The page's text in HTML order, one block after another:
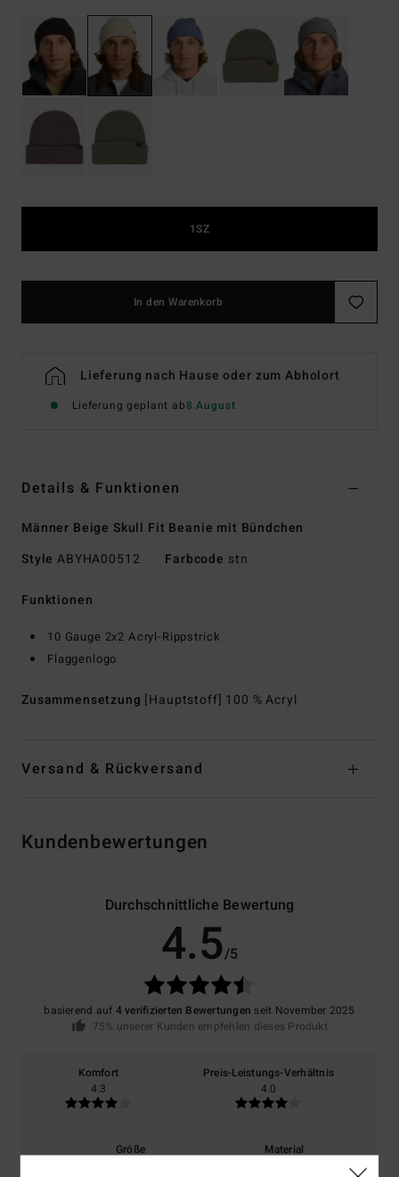
1SZ
In den Warenkorb
Lieferung nach Hause oder zum Abholort
Lieferung geplant ab8 August
Details & Funktionen
Männer Beige Skull Fit Beanie mit Bündchen
Style ABYHA00512 Farbcode stn
Funktionen
10 Gauge 2x2 Acryl-Rippstrick
Flaggenlogo
Zusammensetzung [Hauptstoff] 100 % Acryl
Versand & Rückversand
Kundenbewertungen
Durchschnittliche Bewertung
4.5/5
basierend auf 4 verifizierten Bewertungen seit November 2025
75% unserer Kunden empfehlen dieses Produkt
Komfort
4.3
Preis-Leistungs-Verhältnis
4.0
Größe
Material